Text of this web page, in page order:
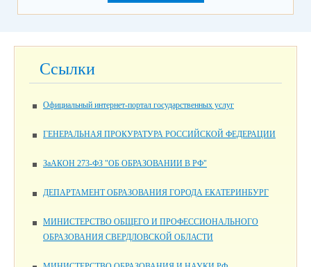
Ссылки
Официальный интернет-портал государственных услуг
ГЕНЕРАЛЬНАЯ ПРОКУРАТУРА РОССИЙСКОЙ ФЕДЕРАЦИИ
ЗаАКОН 273-ФЗ "ОБ ОБРАЗОВАНИИ В РФ"
ДЕПАРТАМЕНТ ОБРАЗОВАНИЯ ГОРОДА ЕКАТЕРИНБУРГ
МИНИСТЕРСТВО ОБЩЕГО И ПРОФЕССИОНАЛЬНОГО
ОБРАЗОВАНИЯ СВЕРДЛОВСКОЙ ОБЛАСТИ